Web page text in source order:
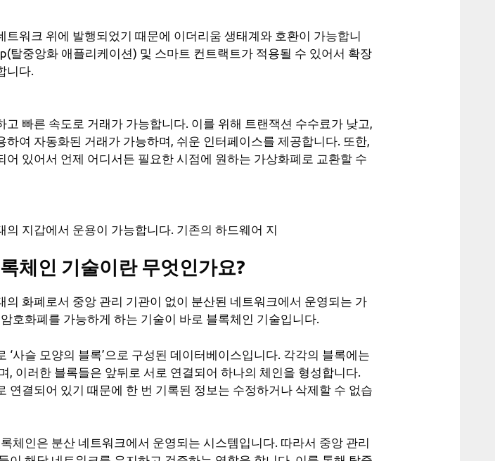
트워크 위에 발행되었기 때문에 이더리움 생태계와 호환이 가능합니
탈중앙화 애플리케이션) 및 스마트 컨트랙트가 적용될 수 있어서 확장
니다.
고 빠른 속도로 거래가 가능합니다. 이를 위해 트랜잭션 수수료가 낮고,
하여 자동화된 거래가 가능하며, 쉬운 인터페이스를 제공합니다. 또한,
어 있어서 언제 어디서든 필요한 시점에 원하는 가상화폐로 교환할 수
의 지갑에서 운용이 가능합니다. 기존의 하드웨어 지
체인 기술이란 무엇인가요?
의 화폐로서 중앙 관리 기관이 없이 분산된 네트워크에서 운영되는 가
호화폐를 가능하게 하는 기술이 바로 블록체인 기술입니다.
‘사슬 모양의 블록’으로 구성된 데이터베이스입니다. 각각의 블록에는
, 이러한 블록들은 앞뒤로 서로 연결되어 하나의 체인을 형성합니다.
연결되어 있기 때문에 한 번 기록된 정보는 수정하거나 삭제할 수 없습
체인은 분산 네트워크에서 운영되는 시스템입니다. 따라서 중앙 관리